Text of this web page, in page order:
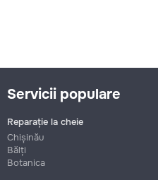
Servicii populare
Reparație la cheie
Chișinău
Bălți
Botanica